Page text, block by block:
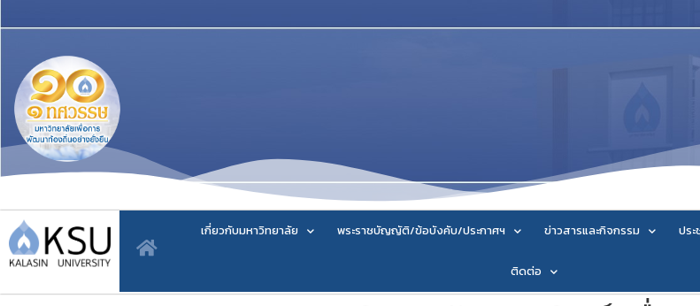
เกี่ยวกับมหาวิทยาลัย พระราชบัญญัติ/ข้อบังคับ/ประกาศฯ ข่าวสารและกิจกรรม ปร
ติดต่อ